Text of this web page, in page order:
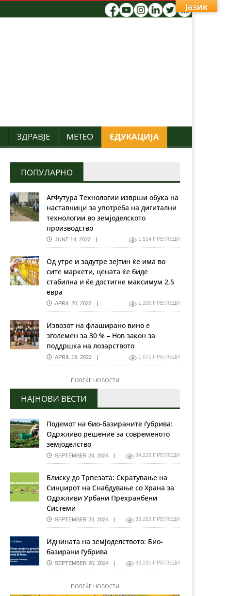
ЗДРАВЈЕ МЕТЕО ЕДУКАЦИЈА
ПОПУЛАРНО
АгФутура Технологии изврши обука на
наставници за употреба на дигитални
технологии во земјоделското
производство
JUNE 14, 2022 1,514 ПРЕГЛЕДИ
Од утре и задутре зејтин ќе има во
сите маркети, цената ќе биде
стабилна и ќе достигне максимум 2,5
евра
APRIL 20, 2022 1,200 ПРЕГЛЕДИ
Извозот на флаширано вино е
зголемен за 30 % – Нов закон за
поддршка на лозарството
APRIL 19, 2022 1,071 ПРЕГЛЕДИ
ПОВЕЌЕ НОВОСТИ
НАЈНОВИ ВЕСТИ
Подемот на био-базираните ѓубрива:
Одржливо решение за современото
земјоделство
SEPTEMBER 24, 2024 34,229 ПРЕГЛЕДИ
Блиску до Трпезата: Скратување на
Синџирот на Снабдување со Храна за
Одржливи Урбани Прехранбени
Системи
SEPTEMBER 23, 2024 33,252 ПРЕГЛЕДИ
Иднината на земјоделството: Био-
базирани ѓубрива
SEPTEMBER 20, 2024 33,231 ПРЕГЛЕДИ
ПОВЕЌЕ НОВОСТИ
Јазик